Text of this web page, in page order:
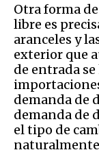
Otra forma
libre es
aranceles y
exterior que
de entrada
demanda de
demanda de
el tipo de
naturalmente